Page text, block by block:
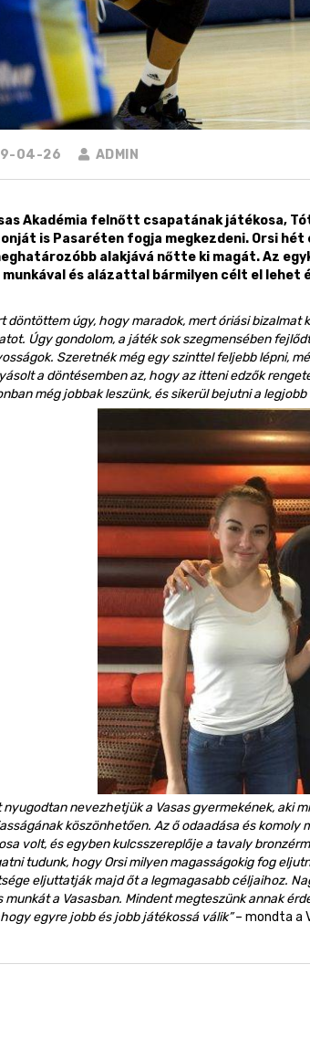
04-26 ADMIN
Akadémia felnőtt csapatának játékosa,
is Pasaréten fogja megkezdeni. Orsi hét
alakjává nőtte ki magát. Az
munkával és alázattal bármilyen célt el lehet
döntöttem úgy, hogy maradok, mert óriási
Úgy gondolom, a játék sok szegmensében
Szeretnék még egy szinttel feljebb lépni,
a döntésemben az, hogy az itteni edzők
még jobbak leszünk, és sikerül bejutni a legjobb
nyugodtan nevezhetjük a Vasas gyermekének, aki
köszönhetően. Az ő odaadása és
volt, és egyben kulcsszereplője a tavaly
tudunk, hogy Orsi milyen magasságokig fog
eljuttatják majd őt a legmagasabb céljaihoz.
munkát a Vasasban. Mindent megteszünk annak
egyre jobb és jobb játékossá válik”– mondta a